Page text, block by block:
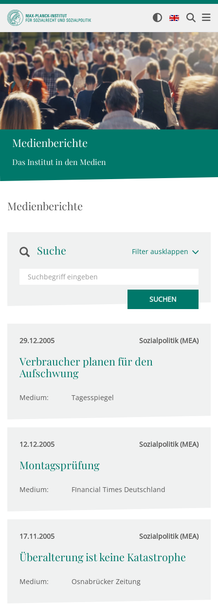
Medienberichte
Das Institut in den Medien
Medienberichte
Suche Filter ausklappen
29.12.2005 Sozialpolitik (MEA)
Verbraucher planen für den
Aufschwung
Medium: Tagesspiegel
12.12.2005 Sozialpolitik (MEA)
Montagsprüfung
Medium: FInancial Times Deutschland
17.11.2005 Sozialpolitik (MEA)
Überalterung ist keine Katastrophe
Medium: Osnabrücker Zeitung